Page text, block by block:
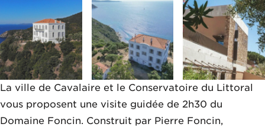
La ville de Cavalaire et le Conservatoire du Littoral
vous proposent une visite guidée de 2h30 du
Domaine Foncin. Construit par Pierre Foncin,